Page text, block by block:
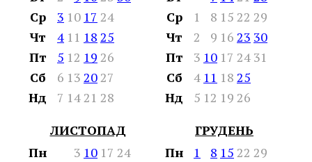
Ср
3 10 17 24
Чт
4 11 18 25
Пт
5 12 19 26
Сб
6 13 2027
Нд
7 1421 28
Ср
1 8 15 22 29
Чт
2 9 16 23 30
Пт
3 10 17 24 31
Сб
4 11 18 25
Нд
5 12 19 26
ЛИСТОПАД
Пн
3 10 17 24
ГРУДЕНЬ
Пн
1 8 15 22 29